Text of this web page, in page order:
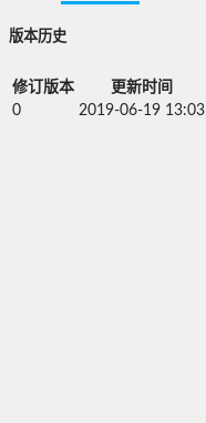
版本历史
修订版本 更新时间
0
2019-06-19 13:03